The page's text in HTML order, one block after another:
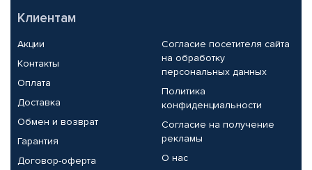
Клиентам
Акции
Контакты
Оплата
Доставка
Обмен и возврат
Гарантия
Договор-оферта
Согласие посетителя сайта
на обработку
персональных данных
Политика
конфиденциальности
Согласие на получение
рекламы
О нас